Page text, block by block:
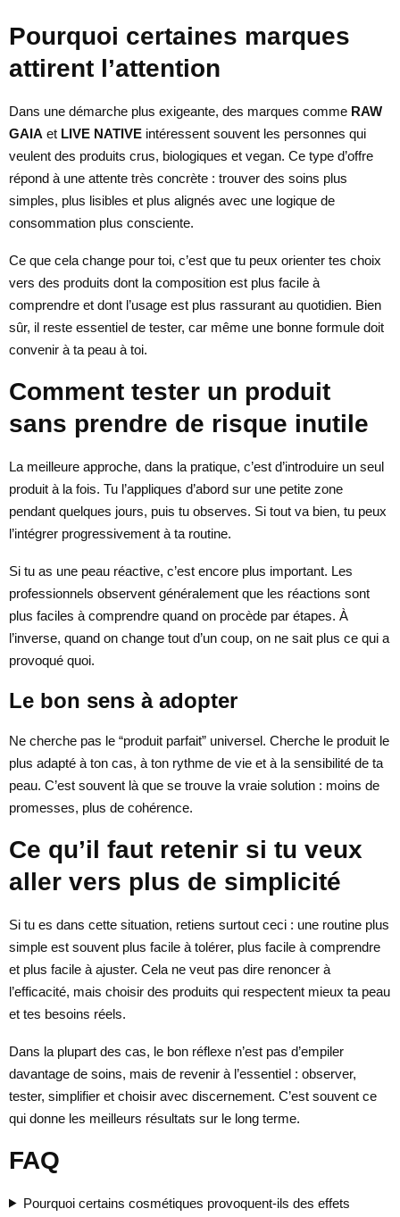
Pourquoi certaines marques
attirent l’attention
Dans une démarche plus exigeante, des marques comme RAW
GAIA et LIVE NATIVE intéressent souvent les personnes qui
veulent des produits crus, biologiques et vegan. Ce type d’offre
répond à une attente très concrète : trouver des soins plus
simples, plus lisibles et plus alignés avec une logique de
consommation plus consciente.
Ce que cela change pour toi, c’est que tu peux orienter tes choix
vers des produits dont la composition est plus facile à
comprendre et dont l’usage est plus rassurant au quotidien. Bien
sûr, il reste essentiel de tester, car même une bonne formule doit
convenir à ta peau à toi.
Comment tester un produit
sans prendre de risque inutile
La meilleure approche, dans la pratique, c’est d’introduire un seul
produit à la fois. Tu l’appliques d’abord sur une petite zone
pendant quelques jours, puis tu observes. Si tout va bien, tu peux
l’intégrer progressivement à ta routine.
Si tu as une peau réactive, c’est encore plus important. Les
professionnels observent généralement que les réactions sont
plus faciles à comprendre quand on procède par étapes. À
l’inverse, quand on change tout d’un coup, on ne sait plus ce qui a
provoqué quoi.
Le bon sens à adopter
Ne cherche pas le “produit parfait” universel. Cherche le produit le
plus adapté à ton cas, à ton rythme de vie et à la sensibilité de ta
peau. C’est souvent là que se trouve la vraie solution : moins de
promesses, plus de cohérence.
Ce qu’il faut retenir si tu veux
aller vers plus de simplicité
Si tu es dans cette situation, retiens surtout ceci : une routine plus
simple est souvent plus facile à tolérer, plus facile à comprendre
et plus facile à ajuster. Cela ne veut pas dire renoncer à
l’efficacité, mais choisir des produits qui respectent mieux ta peau
et tes besoins réels.
Dans la plupart des cas, le bon réflexe n’est pas d’empiler
davantage de soins, mais de revenir à l’essentiel : observer,
tester, simplifier et choisir avec discernement. C’est souvent ce
qui donne les meilleurs résultats sur le long terme.
FAQ
Pourquoi certains cosmétiques provoquent-ils des effets